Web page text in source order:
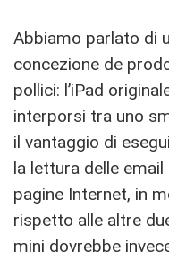
Abbiamo parlato di
concezione de
pollici: l’iPad
interporsi tra uno
il vantaggio di
la lettura delle
pagine Internet, in
rispetto alle altre
mini dovrebbe